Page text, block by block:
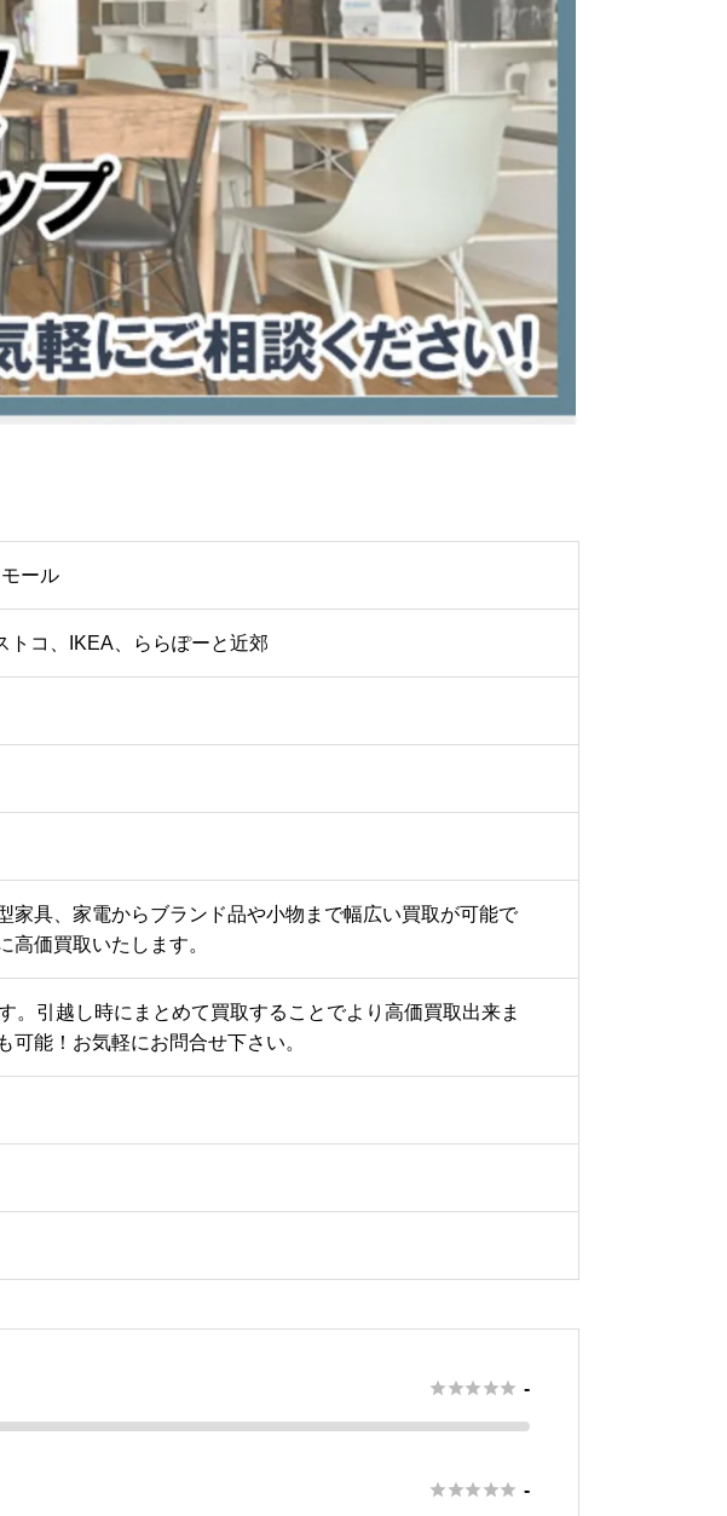
ール
コ、IKEA、ららぽーと近郊
具、家電からブランド品や小物まで幅広い買取が可能で
価買取いたします。
。引越し時にまとめて買取することでより高価買取出来ま
能！お気軽にお問合せ下さい。
 -
 -